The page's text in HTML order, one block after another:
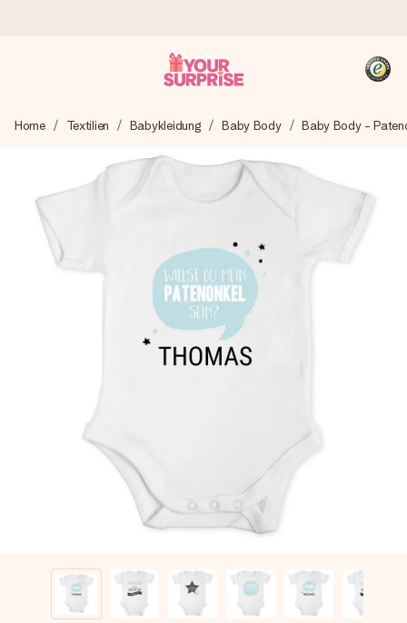
Wir bereiten dein Geschenk sorgfältig vor und schicken es
überreichen kannst, wenn es am meisten zählt.
4,8 (basierend auf +15.000 Bewertungen)
Unsere Geschenke begeistern. Kunden bewerten uns mit
4,8 bei Google Reviews (Gesamtergebnis aller Länder, in
Montag - Freitag : 8:30 - 17:00 Uhr
Samstag - Sonntag : 8:30 - 13:00 Uhr
Home Textilien Babykleidung Baby Body Baby Body -